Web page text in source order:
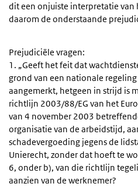
dit een onjuiste interpretatie van
daarom de onderstaande
Prejudiciële vragen:
1. „Geeft het feit dat
grond van een nationale
aangemerkt, hetgeen in strijd is
richtlijn 2003/88/EG van het
van 4 november 2003
organisatie van de arbeidstijd,
schadevergoeding jegens de
Unierecht, zonder dat hoeft te
6, onder b), van die richtlijn
aanzien van de werknemer?